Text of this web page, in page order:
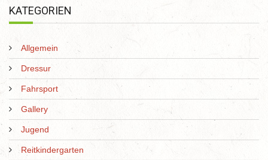
KATEGORIEN
Allgemein
Dressur
Fahrsport
Gallery
Jugend
Reitkindergarten